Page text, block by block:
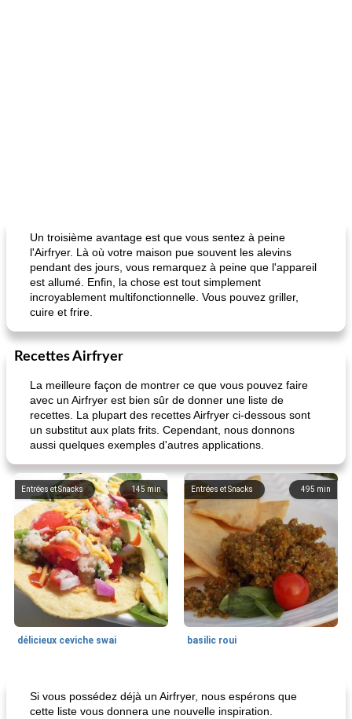
Un troisième avantage est que vous sentez à peine
l'Airfryer. Là où votre maison pue souvent les alevins
pendant des jours, vous remarquez à peine que l'appareil
est allumé. Enfin, la chose est tout simplement
incroyablement multifonctionnelle. Vous pouvez griller,
cuire et frire.
Recettes Airfryer
La meilleure façon de montrer ce que vous pouvez faire
avec un Airfryer est bien sûr de donner une liste de
recettes. La plupart des recettes Airfryer ci-dessous sont
un substitut aux plats frits. Cependant, nous donnons
aussi quelques exemples d'autres applications.
145 min
Entrées et Snacks
délicieux ceviche swai
495 min
Entrées et Snacks
basilic roui
Si vous possédez déjà un Airfryer, nous espérons que
cette liste vous donnera une nouvelle inspiration.